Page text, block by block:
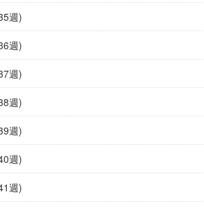
週)
週)
週)
週)
週)
週)
週)